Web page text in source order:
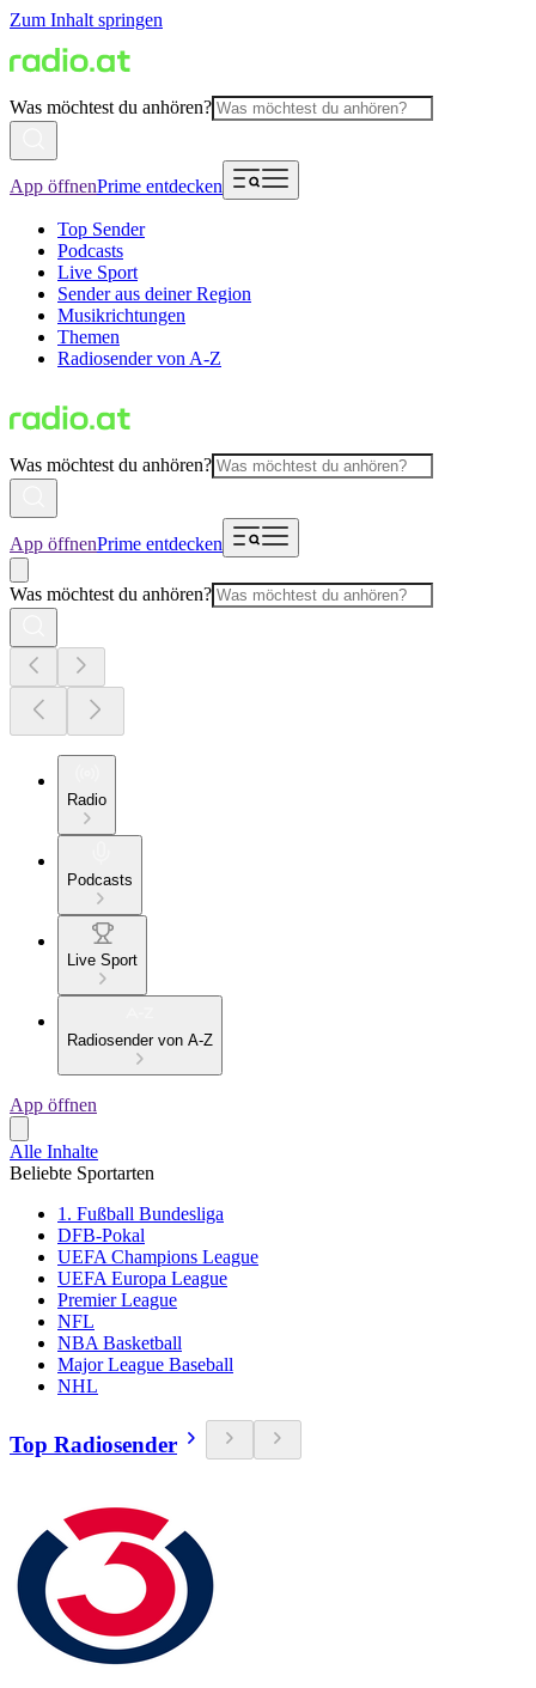
Zum Inhalt springen
Was möchtest du anhören?
App öffnenPrime entdecken
Top Sender
Podcasts
Live Sport
Sender aus deiner Region
Musikrichtungen
Themen
Radiosender von A-Z
Was möchtest du anhören?
App öffnenPrime entdecken
Was möchtest du anhören?
Radio
Podcasts
Live Sport
Radiosender von A-Z
App öffnen
Alle Inhalte
Beliebte Sportarten
1. Fußball Bundesliga
DFB-Pokal
UEFA Champions League
UEFA Europa League
Premier League
NFL
NBA Basketball
Major League Baseball
NHL
Top Radiosender